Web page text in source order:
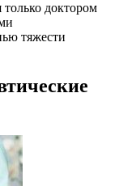
только доктором
тяжести